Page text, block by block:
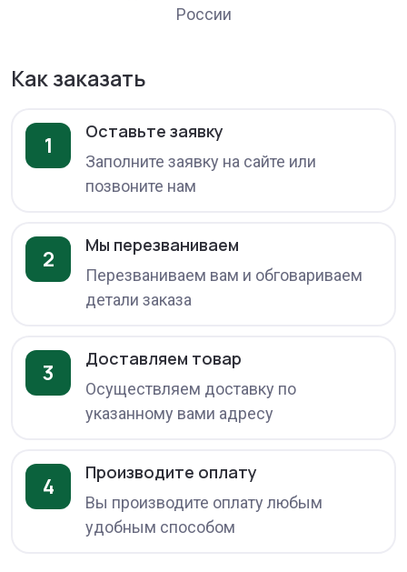
России
Как заказать
1
Оставьте заявку
Заполните заявку на сайте или
позвоните нам
2
Мы перезваниваем
Перезваниваем вам и обговариваем
детали заказа
3
Доставляем товар
Осуществляем доставку по
указанному вами адресу
4
Производите оплату
Вы производите оплату любым
удобным способом